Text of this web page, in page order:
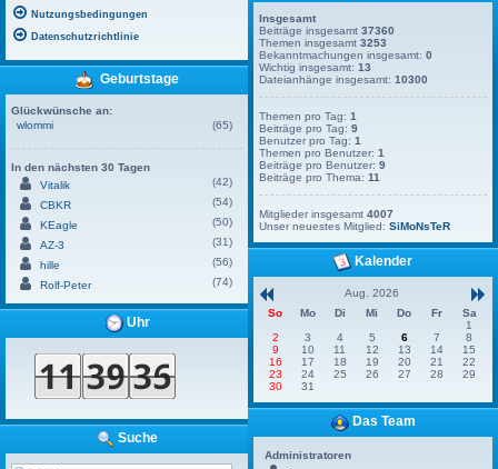
Nutzungsbedingungen
Datenschutzrichtlinie
Geburtstage
Glückwünsche an:
wlommi
(65)
In den nächsten 30 Tagen
Vitalik
(42)
CBKR
(54)
KEagle
(50)
AZ-3
(31)
hille
(56)
Rolf-Peter
(74)
Uhr
Suche
Insgesamt
Beiträge insgesamt37360
Themen insgesamt3253
Bekanntmachungen insgesamt:0
Wichtig insgesamt:13
Dateianhänge insgesamt:10300
Themen pro Tag:1
Beiträge pro Tag:9
Benutzer pro Tag:1
Themen pro Benutzer:1
Beiträge pro Benutzer:9
Beiträge pro Thema:11
Mitglieder insgesamt4007
Unser neuestes Mitglied:SiMoNsTeR
Kalender
Aug. 2026
So
Mo Di Mi Do Fr
Sa
1
2
3 4 5 6 7
8
9
10 11 12 13 14
15
16
17 18 19 20 21
22
23
24 25 26 27 28
29
30
31
Das Team
Administratoren